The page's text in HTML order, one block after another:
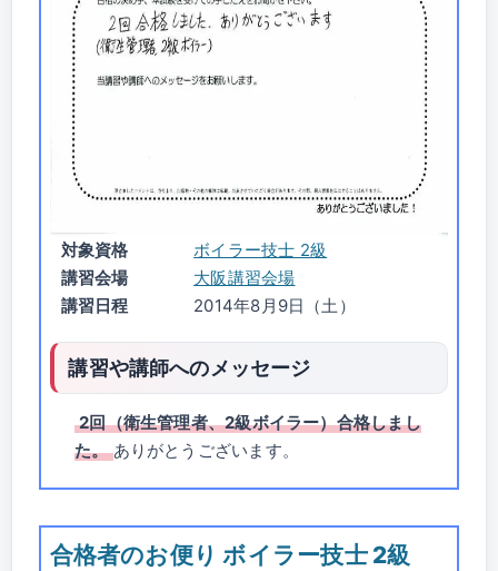
対象資格
ボイラー技士 2級
講習会場
大阪講習会場
講習日程
2014年8月9日（土）
講習や講師へのメッセージ
2回（衛生管理者、2級ボイラー）合格しまし
た。 ありがとうございます。
合格者のお便り ボイラー技士 2級